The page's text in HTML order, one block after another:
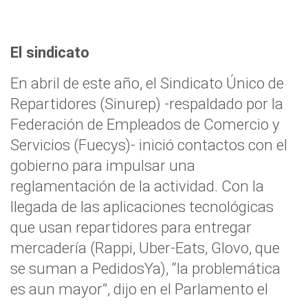
El sindicato
En abril de este año, el Sindicato Único de
Repartidores (Sinurep) -respaldado por la
Federación de Empleados de Comercio y
Servicios (Fuecys)- inició contactos con el
gobierno para impulsar una
reglamentación de la actividad. Con la
llegada de las aplicaciones tecnológicas
que usan repartidores para entregar
mercadería (Rappi, Uber-Eats, Glovo, que
se suman a PedidosYa), “la problemática
es aun mayor”, dijo en el Parlamento el